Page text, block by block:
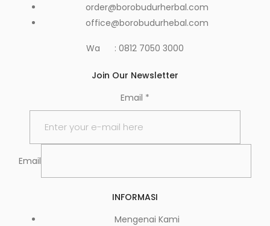
order@borobudurherbal.com
office@borobudurhebal.com
Wa : 0812 7050 3000
Join Our Newsletter
Email *
Email
INFORMASI
Mengenai Kami